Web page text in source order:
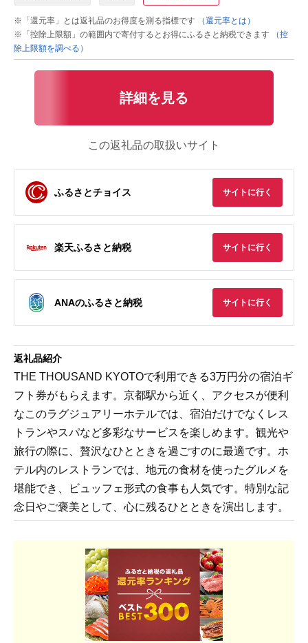
※「還元率」とは返礼品のお得度を測る指標です
（還元率とは）
※「控除上限額」の範囲内で寄付するとお得にふるさと納税できます
（控
除上限額を調べる）
詳細を見る
この返礼品の取扱いサイト
ふるさとチョイス サイトに行く
楽天ふるさと納税 サイトに行く
ANAのふるさと納税 サイトに行く
返礼品紹介
THE THOUSAND KYOTOで利用できる3万円分の宿泊ギ
フト券がもらえます。京都駅から近く、アクセスが便利
なこのラグジュアリーホテルでは、宿泊だけでなくレス
トランやスパなど多彩なサービスを楽しめます。観光や
旅行の際に、贅沢なひとときを過ごすのに最適です。ホ
テル内のレストランでは、地元の食材を使ったグルメを
堪能でき、ビュッフェ形式の食事も人気です。特別な記
念日やご褒美として、心に残るひとときを演出します。